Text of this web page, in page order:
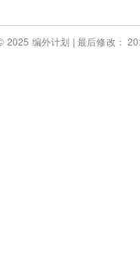
2025 编外计划 | 最后修改：